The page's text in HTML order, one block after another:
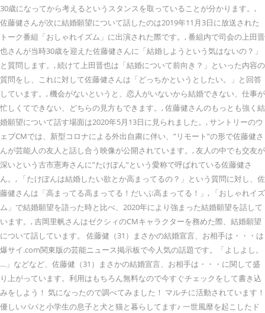
30歳になってから考えるというスタンスを取っていることが分かります。,
佐藤健さんが次に結婚願望について話したのは2019年11月3日に放送された
トーク番組「おしゃれイズム」に出演された際です。, 番組内で司会の上田晋
也さんが当時30歳を迎えた佐藤健さんに「結婚しようという気はないの？」
と質問します。, 続けて上田晋也は「結婚について前向き？」といった内容の
質問をし、これに対して佐藤健さんは「どっちかというとしたい。」と回答
しています。, 機会がないというと、恋人がいないから結婚できない、仕事が
忙しくてできない、どちらの見方もできます。, 佐藤健さんのもっとも強く結
婚願望について話す場面は2020年5月13日に見られました。, サントリーのウ
ェブCMでは、新型コロナによる外出自粛に伴い、”リモート”の形で佐藤健さ
んが芸能人の友人と話し合う映像が公開されています。, 友人の中でも交友が
深いという古市憲寿さんに”たけぽん”という愛称で呼ばれている佐藤健さ
ん。, 「たけぽんは結婚したい欲とか高まってるの？」という質問に対し、佐
藤健さんは「高まってる高まってる！だいぶ高まってる！」, 「おしゃれイズ
ム」で結婚願望を語った時と比べ、2020年により強まった結婚願望を話して
います。, 吉岡里帆さんはゼクシィのCMキャラクターを務めた際、結婚願望
について話しています。 佐藤健（31）まさかの結婚宣言、お相手は・・・は
爆サイ.com関東版の芸能ニュース掲示板で今人気の話題です。「よしよし。
…」などなど、佐藤健（31）まさかの結婚宣言、お相手は・・・に関して盛
り上がっています。利用はもちろん無料なので今すぐチェックをして書き込
みをしよう！ 気になったので調べてみました！ マルチに活動されています！
優しいパパと小学生の息子と犬と猫と暮らしてます♪ 一世風靡を起こしたド